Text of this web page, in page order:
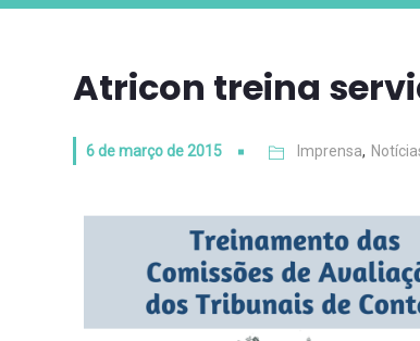
Atricon treina
6 de março de 2015 Imprensa,